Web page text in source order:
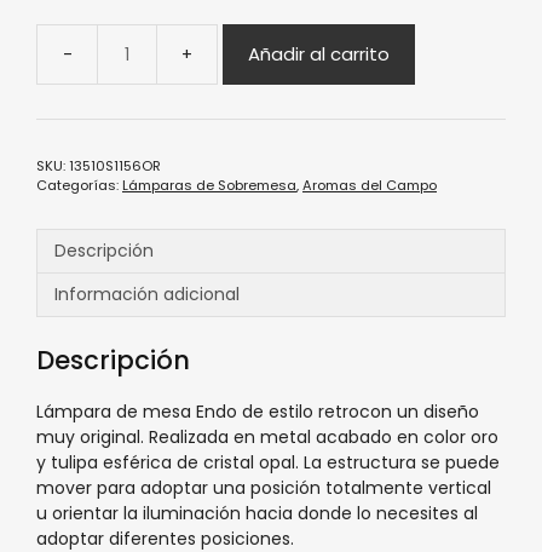
Añadir al carrito
SKU:13510S1156OR
Categorías:Lámparas de Sobremesa,Aromas del Campo
Descripción
Información adicional
Descripción
Lámpara de mesa Endo de estilo retrocon un diseño
muy original. Realizada en metal acabado en color oro
y tulipa esférica de cristal opal. La estructura se puede
mover para adoptar una posición totalmente vertical
u orientar la iluminación hacia donde lo necesites al
adoptar diferentes posiciones.